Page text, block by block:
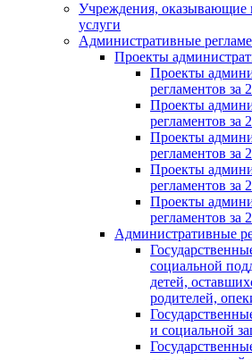
Учреждения, оказывающие
услуги
Административные
Проекты
Проекты
регламентов за
Проекты
регламентов за
Проекты
регламентов за
Проекты
регламентов за
Проекты
регламентов за
Административные
социальной
детей,
родителей,
и социальной